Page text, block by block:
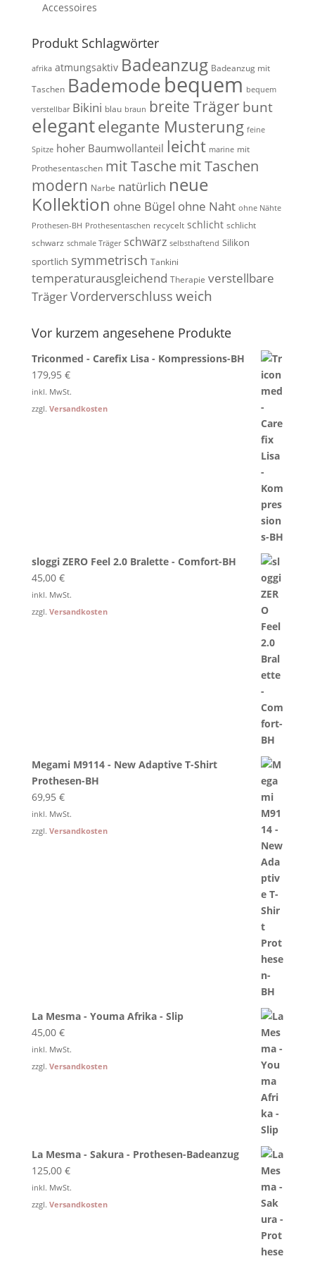
Accessoires
Produkt Schlagwörter
afrika atmungsaktiv Badeanzug Badeanzug mit
Taschen Bademodebequem bequem
verstellbar Bikini blau braun breite Träger bunt
elegantelegante Musterung feine
Spitze hoher Baumwollanteil leicht marine mit
Prothesentaschen mit Taschemit Taschen
modern Narbe natürlich neue
Kollektion ohne Bügel ohne Naht ohne Nähte
Prothesen-BH Prothesentaschen recycelt schlicht schlicht
schwarz schmale Träger schwarz selbsthaftend Silikon
sportlich symmetrisch Tankini
temperaturausgleichend Therapie verstellbare
TrägerVorderverschluss weich
Vor kurzem angesehene Produkte
Triconmed - Carefix Lisa - Kompressions-BH
179,95 €
inkl. MwSt.
zzgl. Versandkosten
sloggi ZERO Feel 2.0 Bralette - Comfort-BH
45,00 €
inkl. MwSt.
zzgl. Versandkosten
Megami M9114 - New Adaptive T-Shirt
Prothesen-BH
69,95 €
inkl. MwSt.
zzgl. Versandkosten
La Mesma - Youma Afrika - Slip
45,00 €
inkl. MwSt.
zzgl. Versandkosten
La Mesma - Sakura - Prothesen-Badeanzug
125,00 €
inkl. MwSt.
zzgl. Versandkosten